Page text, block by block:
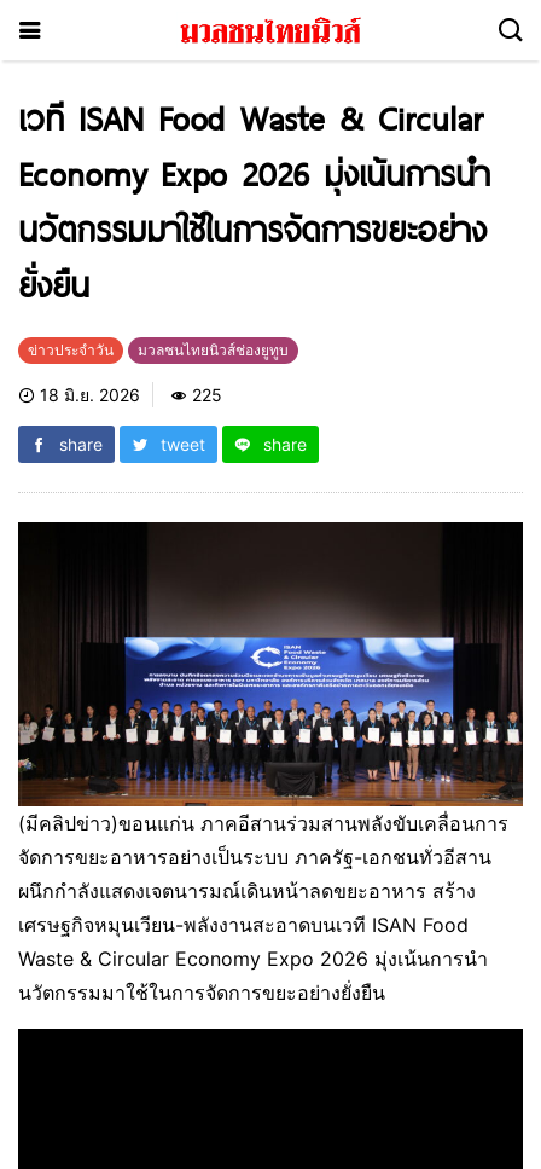
เวที ISAN Food Waste & Circular
Economy Expo 2026 มุ่งเน้นการนำ
นวัตกรรมมาใช้ในการจัดการขยะอย่าง
ยั่งยืน
ข่าวประจำวัน มวลชนไทยนิวส์ช่องยูทูบ
18 มิ.ย. 2026 225
share tweet share
(มีคลิปข่าว)ขอนแก่น ภาคอีสานร่วมสานพลังขับเคลื่อนการ
จัดการขยะอาหารอย่างเป็นระบบ ภาครัฐ-เอกชนทั่วอีสาน
ผนึกกำลังแสดงเจตนารมณ์เดินหน้าลดขยะอาหาร สร้าง
เศรษฐกิจหมุนเวียน-พลังงานสะอาดบนเวที ISAN Food
Waste & Circular Economy Expo 2026 มุ่งเน้นการนำ
นวัตกรรมมาใช้ในการจัดการขยะอย่างยั่งยืน